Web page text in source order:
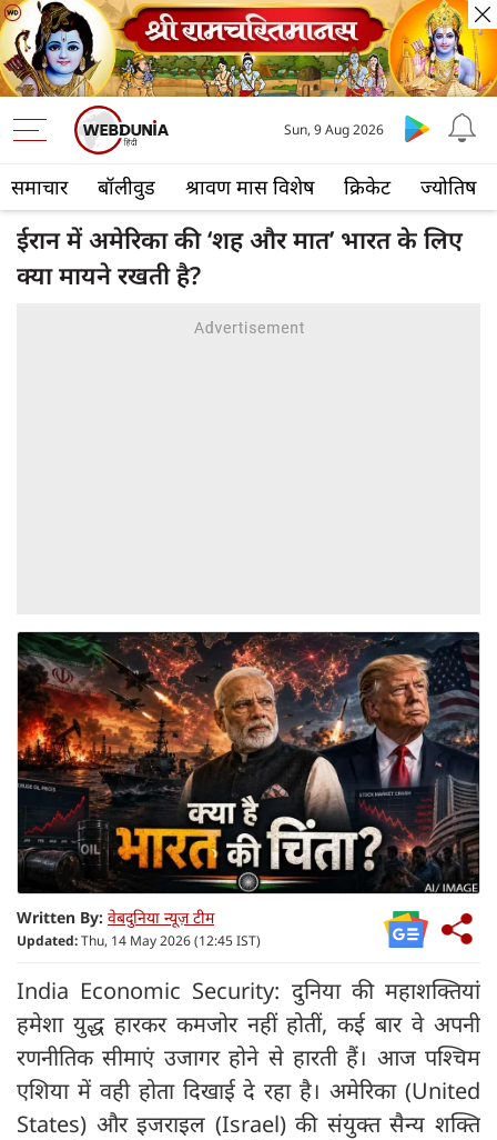
समाचार बॉलीवुड श्रावण मास विशेष क्रिकेट ज्योतिष
Sun, 9 Aug 2026
ईरान में अमेरिका की ‘शह और मात’ भारत के लिए
क्या मायने रखती है?
Written By: वेबदुनिया न्यूज़ टीम
Updated:Thu, 14 May 2026 (12:45 IST)
India Economic Security: दुनिया की महाशक्तियां
हमेशा युद्ध हारकर कमजोर नहीं होतीं, कई बार वे अपनी
रणनीतिक सीमाएं उजागर होने से हारती हैं। आज पश्चिम
एशिया में वही होता दिखाई दे रहा है। अमेरिका (United
States) और इजराइल (Israel) की संयुक्त सैन्य शक्ति